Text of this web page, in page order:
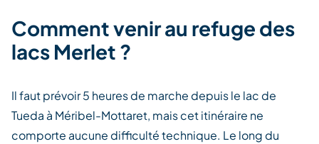
Comment venir au refuge des
lacs Merlet ?
Il faut prévoir 5 heures de marche depuis le lac de
Tueda à Méribel-Mottaret, mais cet itinéraire ne
comporte aucune difficulté technique. Le long du